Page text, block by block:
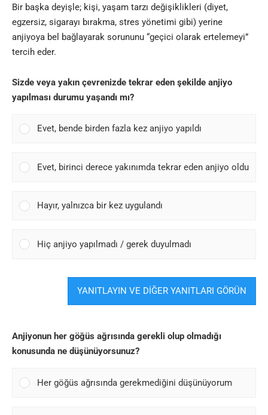
Bir başka deyişle; kişi, yaşam tarzı değişiklikleri (diyet,
egzersiz, sigarayı bırakma, stres yönetimi gibi) yerine
anjiyoya bel bağlayarak sorununu “geçici olarak ertelemeyi”
tercih eder.
Sizde veya yakın çevrenizde tekrar eden şekilde anjiyo
yapılması durumu yaşandı mı?
Evet, bende birden fazla kez anjiyo yapıldı
Evet, birinci derece yakınımda tekrar eden anjiyo oldu
Hayır, yalnızca bir kez uygulandı
Hiç anjiyo yapılmadı / gerek duyulmadı
YANITLAYIN VE DİĞER YANITLARI GÖRÜN
Anjiyonun her göğüs ağrısında gerekli olup olmadığı
konusunda ne düşünüyorsunuz?
Her göğüs ağrısında gerekmediğini düşünüyorum